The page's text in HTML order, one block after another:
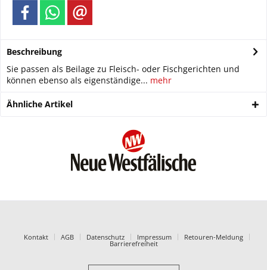
Beschreibung
Sie passen als Beilage zu Fleisch- oder Fischgerichten und
können ebenso als eigenständige... mehr
Ähnliche Artikel
Kontakt AGB Datenschutz Impressum Retouren-Meldung
Barrierefreiheit